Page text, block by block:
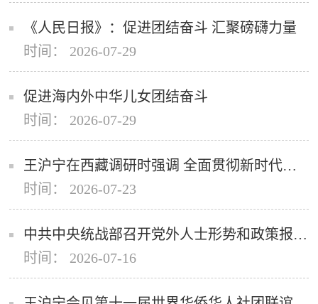
《人民日报》：促进团结奋斗 汇聚磅礴力量
时间： 2026-07-29
促进海内外中华儿女团结奋斗
时间： 2026-07-29
王沪宁在西藏调研时强调 全面贯彻新时代党的治藏方略 奋力推进“十五五”时期西藏现代化建设
时间： 2026-07-23
中共中央统战部召开党外人士形势和政策报告会
时间： 2026-07-16